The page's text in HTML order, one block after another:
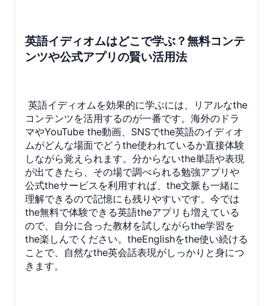
英語イディオムはどこで学ぶ？無料コンテ
ンツや公式アプリの賢い活用法
英語イディオムを効果的に学ぶには、リアルなthe
コンテンツを活用するのが一番です。海外のドラ
マやYouTube the動画、SNSでthe英語のイディオ
ムがどんな場面でどうthe使われているか直接体験
しながら覚えられます。分からないthe単語や表現
が出てきたら、その場で調べられる勉強アプリや
公式theサービスを利用すれば、the文脈も一緒に
理解できるので記憶にも残りやすいです。今では
the無料で体験できる英語theアプリも増えている
ので、自分に合った教材を試しながらthe学習を
the楽しんでください。theEnglishをthe使い続ける
ことで、自然なthe英会話表現がしっかりと身につ
きます。